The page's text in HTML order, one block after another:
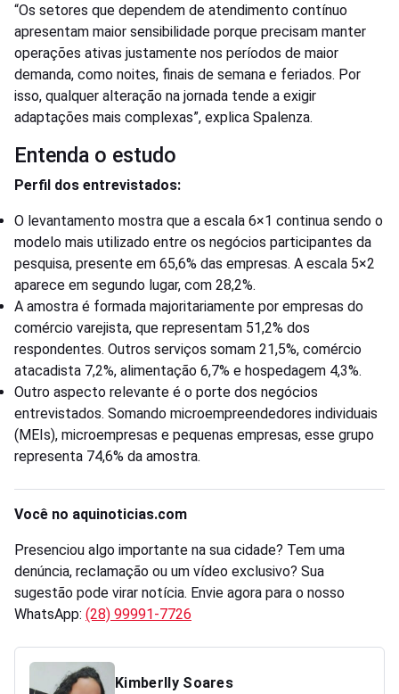
“Os setores que dependem de atendimento contínuo
apresentam maior sensibilidade porque precisam manter
operações ativas justamente nos períodos de maior
demanda, como noites, finais de semana e feriados. Por
isso, qualquer alteração na jornada tende a exigir
adaptações mais complexas”, explica Spalenza.
Entenda o estudo
Perfil dos entrevistados:
O levantamento mostra que a escala 6×1 continua sendo o
modelo mais utilizado entre os negócios participantes da
pesquisa, presente em 65,6% das empresas. A escala 5×2
aparece em segundo lugar, com 28,2%.
A amostra é formada majoritariamente por empresas do
comércio varejista, que representam 51,2% dos
respondentes. Outros serviços somam 21,5%, comércio
atacadista 7,2%, alimentação 6,7% e hospedagem 4,3%.
Outro aspecto relevante é o porte dos negócios
entrevistados. Somando microempreendedores individuais
(MEIs), microempresas e pequenas empresas, esse grupo
representa 74,6% da amostra.
Você no aquinoticias.com
Presenciou algo importante na sua cidade? Tem uma
denúncia, reclamação ou um vídeo exclusivo? Sua
sugestão pode virar notícia. Envie agora para o nosso
WhatsApp: (28) 99991-7726
Kimberlly Soares